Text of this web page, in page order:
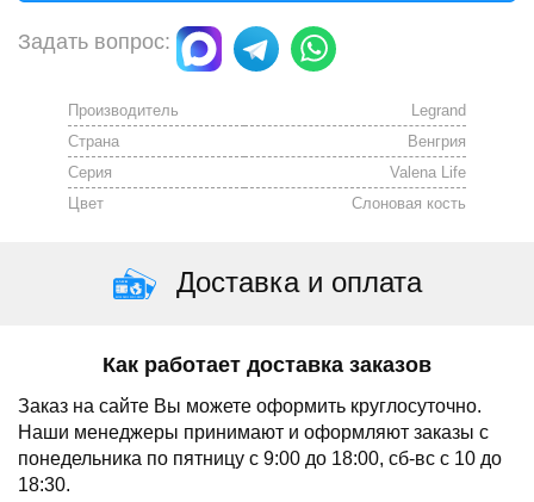
Задать вопрос:
Производитель
Legrand
Страна
Венгрия
Серия
Valena Life
Цвет
Cлоновая кость
Доставка и оплата
Как работает доставка заказов
Заказ на сайте Вы можете оформить круглосуточно.
Наши менеджеры принимают и оформляют заказы с
понедельника по пятницу с 9:00 до 18:00, сб-вс с 10 до
18:30.